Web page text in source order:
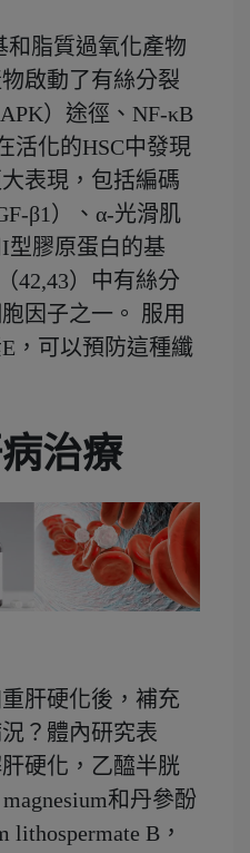
和脂質過氧化產物
啟動了有絲分裂
）途徑、NF-κB
活化的HSC中發現
表現，包括編碼
β1）、α-光滑肌
型膠原蛋白的基
42,43）中有絲分
因子之一。 服用
，可以預防這種纖
治療
肝硬化後，補充
？體內研究表
硬化，乙醯半胱
和丹參酚
lithospermate B，